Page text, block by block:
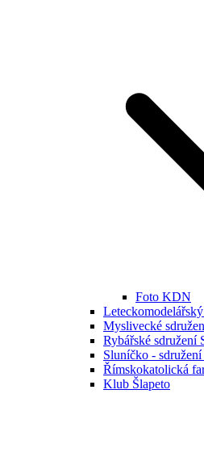
Foto KDN
Myslivecké
Rybářské sdružení
Sluníčko -
Římskokatolická
Klub Šlapeto